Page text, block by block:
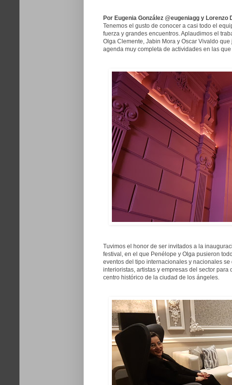
Por Eugenia González @eugeniagg y Lorenzo
Tenemos el gusto de conocer a casi todo el
fuerza y grandes encuentros. Aplaudimos el
Olga Clemente, Jabin Mora y Oscar Vivaldo
agenda muy completa de actividades en las
Tuvimos el honor de ser invitados a la
festival, en el que Penélope y Olga pusieron
eventos del tipo internacionales y nacionales
interioristas, artistas y empresas del sector
centro histórico de la ciudad de los ángeles.